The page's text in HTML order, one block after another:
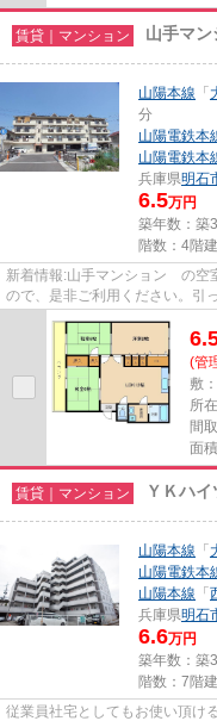
賃貸｜マンション 山手マ
山陽本線 「
分
山陽電鉄本
山陽電鉄本
兵庫県明石
6.5万円
築年数：築
階数：4階建
新着情報:山手マンション の空
ので、是非ご利用ください。引
(管
敷
所
間
面
賃貸｜マンション ＹＫハ
山陽本線 「
山陽電鉄本
山陽本線 「
兵庫県明石
6.6万円
築年数：築
階数：7階建
従業員社宅としてもお使い頂け